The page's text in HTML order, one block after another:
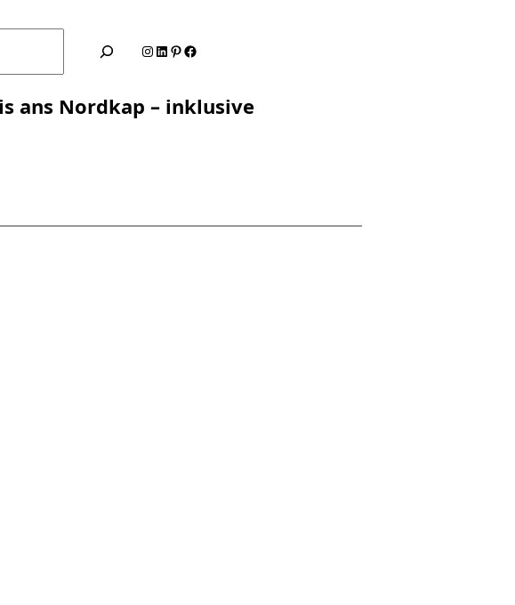
Instagram LinkedIn Pinterest Facebook
ans Nordkap – inklusive